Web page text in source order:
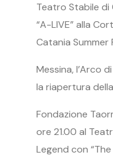
Teatro Stabile di
“A-LIVE” alla
Catania Summer
Messina, l’Arco
la riapertura
Fondazione
ore 21.00 al
Legend con